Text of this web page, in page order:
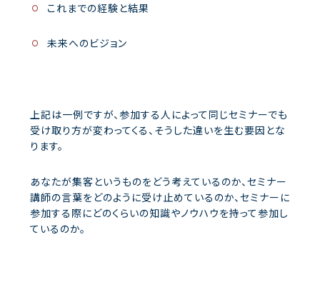
これまでの経験と結果
未来へのビジョン
上記は一例ですが、参加する人によって同じセミナーでも
受け取り方が変わってくる、そうした違いを生む要因とな
ります。
あなたが集客というものをどう考えているのか、セミナー
講師の言葉をどのように受け止めているのか、セミナーに
参加する際にどのくらいの知識やノウハウを持って参加し
ているのか。